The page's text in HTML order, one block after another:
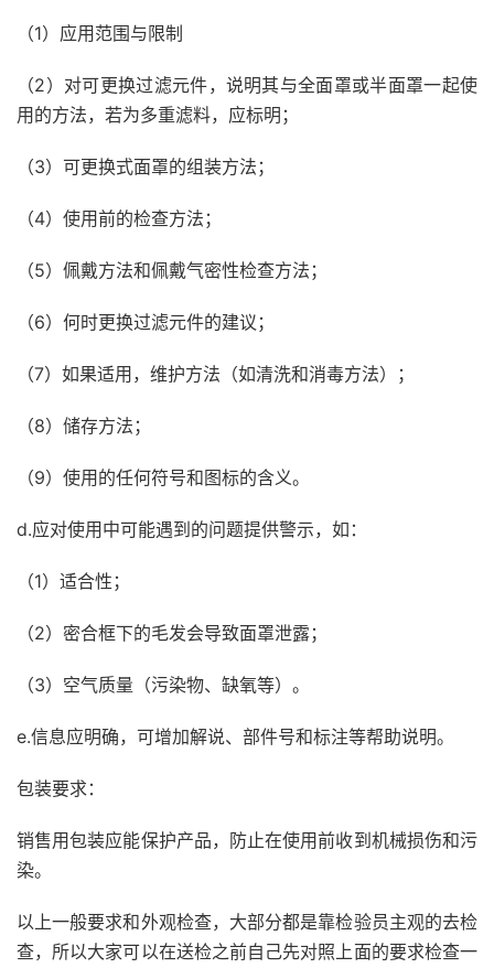
（1）应用范围与限制
（2）对可更换过滤元件，说明其与全面罩或半面罩一起使
用的方法，若为多重滤料，应标明；
（3）可更换式面罩的组装方法；
（4）使用前的检查方法；
（5）佩戴方法和佩戴气密性检查方法；
（6）何时更换过滤元件的建议；
（7）如果适用，维护方法（如清洗和消毒方法）；
（8）储存方法；
（9）使用的任何符号和图标的含义。
d.应对使用中可能遇到的问题提供警示，如：
（1）适合性；
（2）密合框下的毛发会导致面罩泄露；
（3）空气质量（污染物、缺氧等）。
e.信息应明确，可增加解说、部件号和标注等帮助说明。
包装要求：
销售用包装应能保护产品，防止在使用前收到机械损伤和污
染。
以上一般要求和外观检查，大部分都是靠检验员主观的去检
查，所以大家可以在送检之前自己先对照上面的要求检查一